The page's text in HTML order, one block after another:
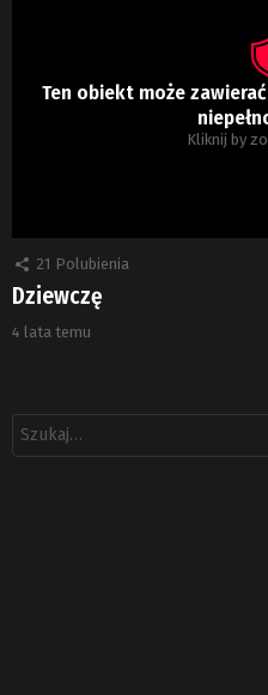
Ten obiekt może
Kliknij by
21 Polubienia
Dziewczę
4 lata temu